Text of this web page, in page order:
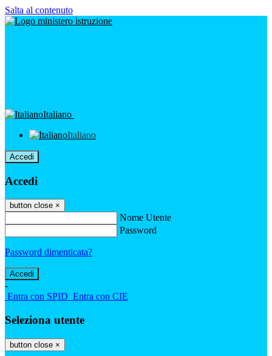
Salta al contenuto
Italiano
Italiano
Accedi
Accedi
button close ×
Nome Utente
Password
Password dimenticata?
-
Entra con SPID Entra con CIE
Seleziona utente
button close ×